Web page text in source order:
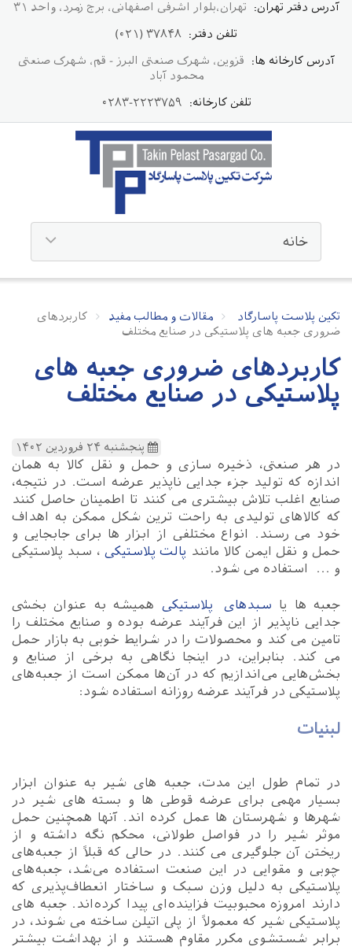
آدرس دفتر تهران: تهران،بلوار اشرفی اصفهانی، برج زمرد، واحد ۳۱
تلفن دفتر: ۳۷۸۴۸ (۰۲۱)
آدرس کارخانه ها:
قزوین، شهرک صنعتی البرز - قم، شهرک صنعتی
محمود آباد
تلفن کارخانه: ۲۲۲۳۷۵۹-۰۲۸۳
تکین پلاست پاسارگاد مقالات و مطالب مفید
کاربردهای
ضروری جعبه های پلاستیکی در صنایع مختلف
کاربردهای ضروری جعبه های
پلاستیکی در صنایع مختلف
پنجشنبه ۲۴ فروردین ۱۴۰۲
در هر صنعتی، ذخیره سازی و حمل و نقل کالا به همان
اندازه که تولید جزء جدایی ناپذیر عرضه است. در نتیجه،
صنایع اغلب تلاش بیشتری می کنند تا اطمینان حاصل کنند
که کالاهای تولیدی به راحت ترین شکل ممکن به اهداف
خود می رسند. انواع مختلفی از ابزار ها برای جابجایی و
حمل و نقل ایمن کالا مانند پالت پلاستیکی ، سبد پلاستیکی
و ... استفاده می شود.
جعبه ها یا سبدهای پلاستیکی همیشه به عنوان بخشی
جدایی ناپذیر از این فرآیند عرضه بوده و صنایع مختلف را
تامین می کند و محصولات را در شرایط خوبی به بازار حمل
می کند. بنابراین، در اینجا نگاهی به برخی از صنایع و
بخش‌هایی می‌اندازیم که در آن‌ها ممکن است از جعبه‌های
پلاستیکی در فرآیند عرضه روزانه استفاده شود:
لبنیات
در تمام طول این مدت، جعبه های شیر به عنوان ابزار
بسیار مهمی برای عرضه قوطی ها و بسته های شیر در
شهرها و شهرستان ها عمل کرده اند. آنها همچنین حمل
موثر شیر را در فواصل طولانی، محکم نگه داشته و از
ریختن آن جلوگیری می کنند. در حالی که قبلاً از جعبه‌های
چوبی و مقوایی در این صنعت استفاده می‌شد، جعبه‌های
پلاستیکی به دلیل وزن سبک و ساختار انعطاف‌پذیری که
دارند امروزه محبوبیت فزاینده‌ای پیدا کرده‌اند. جعبه های
پلاستیکی شیر که معمولاً از پلی اتیلن ساخته می شوند، در
برابر شستشوی مکرر مقاوم هستند و از بهداشت بیشتر